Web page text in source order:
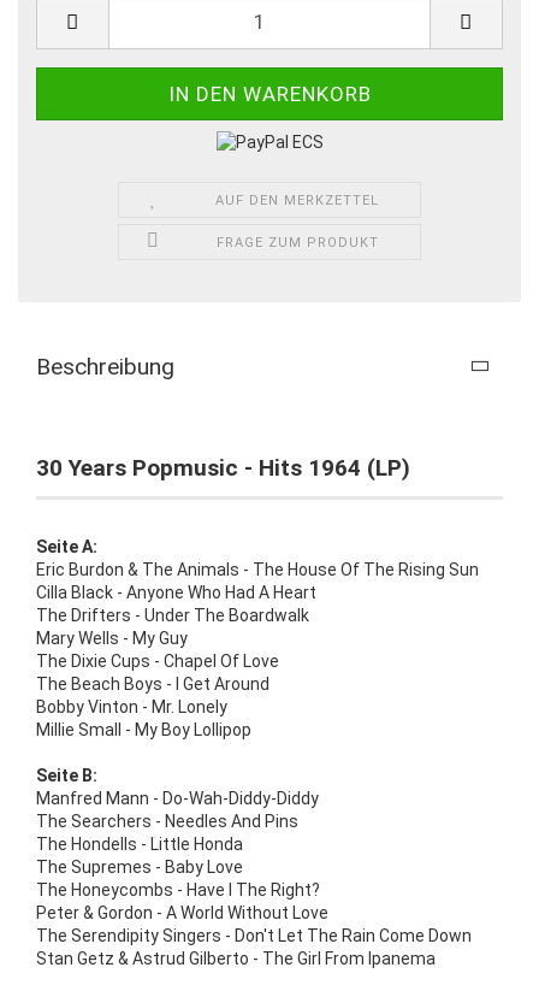
AUF DEN MERKZETTEL
FRAGE ZUM PRODUKT
Beschreibung
30 Years Popmusic - Hits 1964 (LP)
Seite A:
Eric Burdon & The Animals - The House Of The Rising Sun
Cilla Black - Anyone Who Had A Heart
The Drifters - Under The Boardwalk
Mary Wells - My Guy
The Dixie Cups - Chapel Of Love
The Beach Boys - I Get Around
Bobby Vinton - Mr. Lonely
Millie Small - My Boy Lollipop
Seite B:
Manfred Mann - Do-Wah-Diddy-Diddy
The Searchers - Needles And Pins
The Hondells - Little Honda
The Supremes - Baby Love
The Honeycombs - Have I The Right?
Peter & Gordon - A World Without Love
The Serendipity Singers - Don't Let The Rain Come Down
Stan Getz & Astrud Gilberto - The Girl From Ipanema